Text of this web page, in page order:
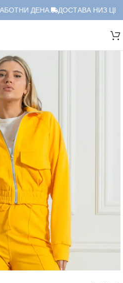
ДЕНА. ДОСТАВА НИЗ